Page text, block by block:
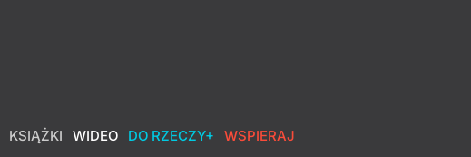
KSIĄŻKI WIDEO DO RZECZY+ WSPIERAJ